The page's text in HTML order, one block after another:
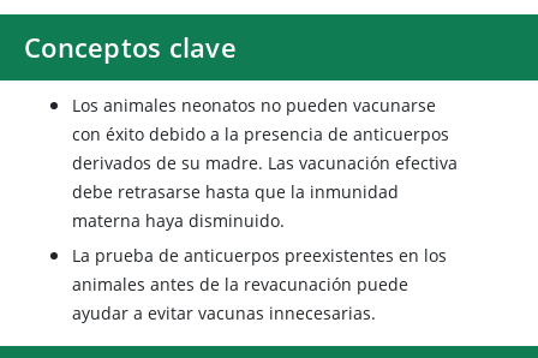
Conceptos clave
Los animales neonatos no pueden vacunarse
con éxito debido a la presencia de anticuerpos
derivados de su madre. Las vacunación efectiva
debe retrasarse hasta que la inmunidad
materna haya disminuido.
La prueba de anticuerpos preexistentes en los
animales antes de la revacunación puede
ayudar a evitar vacunas innecesarias.